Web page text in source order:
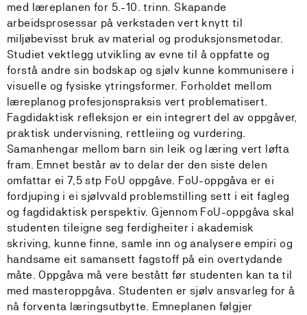
med læreplanen for 5.-10. trinn. Skapande
arbeidsprosessar på verkstaden vert knytt til
miljøbevisst bruk av material og produksjonsmetodar.
Studiet vektlegg utvikling av evne til å oppfatte og
forstå andre sin bodskap og sjølv kunne kommunisere i
visuelle og fysiske ytringsformer. Forholdet mellom
læreplanog profesjonspraksis vert problematisert.
Fagdidaktisk refleksjon er ein integrert del av oppgåver,
praktisk undervisning, rettleiing og vurdering.
Samanhengar mellom barn sin leik og læring vert løfta
fram. Emnet består av to delar der den siste delen
omfattar ei 7,5 stp FoU oppgåve. FoU-oppgåva er ei
fordjuping i ei sjølvvald problemstilling sett i eit fagleg
og fagdidaktisk perspektiv. Gjennom FoU-oppgåva skal
studenten tileigne seg ferdigheiter i akademisk
skriving, kunne finne, samle inn og analysere empiri og
handsame eit samansett fagstoff på ein overtydande
måte. Oppgåva må vere bestått før studenten kan ta til
med masteroppgåva. Studenten er sjølv ansvarleg for å
nå forventa læringsutbytte. Emneplanen følgjer